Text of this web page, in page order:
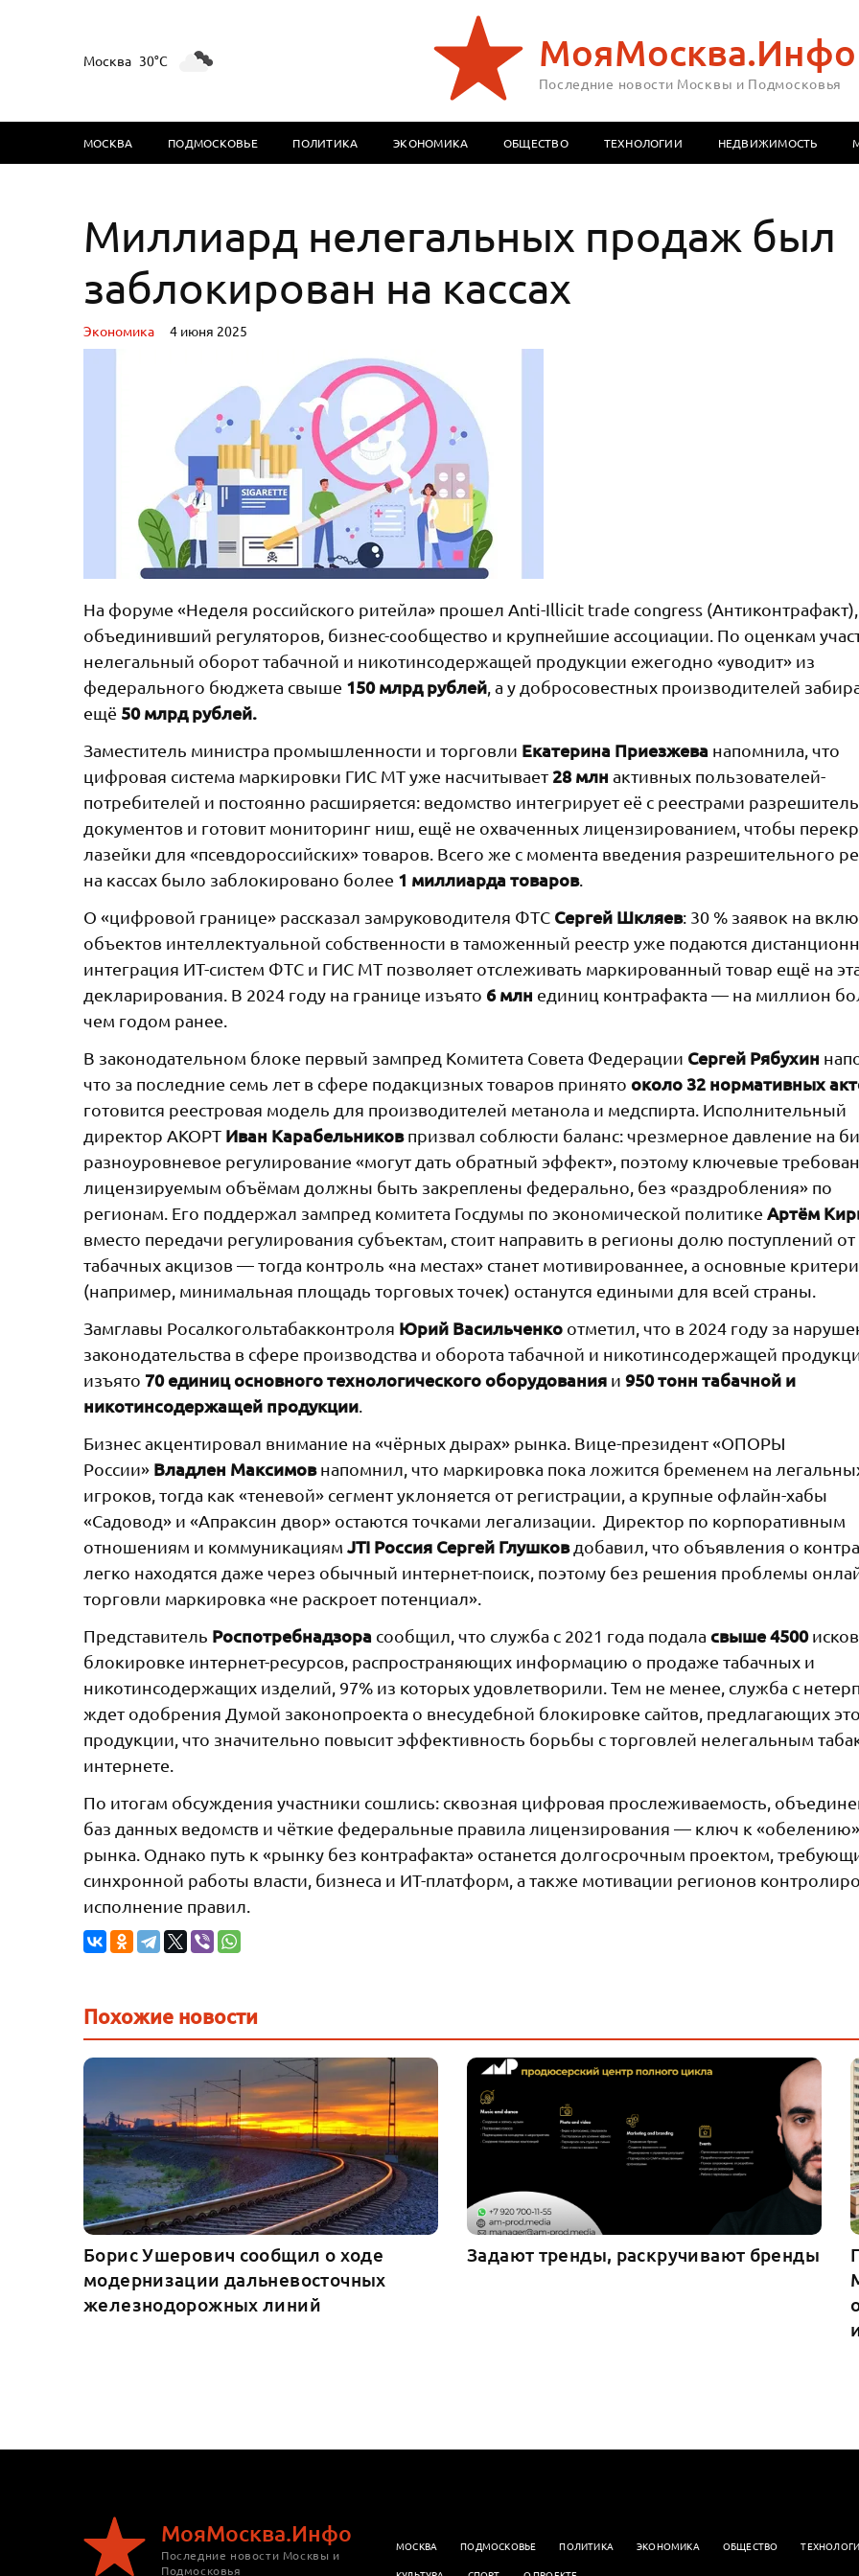
Москва 30°C МояМосква.Инфо
Последние новости Москвы и Подмосковья
МОСКВА ПОДМОСКОВЬЕ ПОЛИТИКА ЭКОНОМИКА ОБЩЕСТВО ТЕХНОЛОГИИ НЕДВИЖИМОСТЬ
Миллиард нелегальных продаж был
заблокирован на кассах
Экономика 4 июня 2025
На форуме «Неделя российского ритейла» прошел Anti-Illicit trade congress (Антиконтрафакт),
объединивший регуляторов, бизнес-сообщество и крупнейшие ассоциации. По оценкам
нелегальный оборот табачной и никотинсодержащей продукции ежегодно «уводит» из
федерального бюджета свыше 150 млрд рублей , а у добросовестных производителей
ещё 50 млрд рублей.
Заместитель министра промышленности и торговли Екатерина Приезжева напомнила, что
цифровая система маркировки ГИС МТ уже насчитывает 28 млн активных пользователей-
потребителей и постоянно расширяется: ведомство интегрирует её с реестрами
документов и готовит мониторинг ниш, ещё не охваченных лицензированием, чтобы
лазейки для «псевдороссийских» товаров. Всего же с момента введения разрешительного
на кассах было заблокировано более 1 миллиарда товаров.
О «цифровой границе» рассказал замруководителя ФТС Сергей Шкляев: 30 % заявок на
объектов интеллектуальной собственности в таможенный реестр уже подаются
интеграция ИТ-систем ФТС и ГИС МТ позволяет отслеживать маркированный товар ещё на
декларирования. В 2024 году на границе изъято 6 млн единиц контрафакта — на миллион
чем годом ранее.
В законодательном блоке первый зампред Комитета Совета Федерации Сергей Рябухин
что за последние семь лет в сфере подакцизных товаров принято около 32 нормативных
готовится реестровая модель для производителей метанола и медспирта. Исполнительный
директор АКОРТ Иван Карабельниковпризвал соблюсти баланс: чрезмерное давление на
разноуровневое регулирование «могут дать обратный эффект», поэтому ключевые
лицензируемым объёмам должны быть закреплены федерально, без «раздробления» по
регионам. Его поддержал зампред комитета Госдумы по экономической политике Артём
вместо передачи регулирования субъектам, стоит направить в регионы долю поступлений от
табачных акцизов — тогда контроль «на местах» станет мотивированнее, а основные
(например, минимальная площадь торговых точек) останутся едиными для всей страны.
Замглавы Росалкогольтабакконтроля Юрий Васильченко отметил, что в 2024 году за
законодательства в сфере производства и оборота табачной и никотинсодержащей
изъято 70 единиц основного технологического оборудования и 950 тонн табачной и
никотинсодержащей продукции
Бизнес акцентировал внимание на «чёрных дырах» рынка. Вице-президент «ОПОРЫ
России» Владлен Максимовнапомнил, что маркировка пока ложится бременем на
игроков, тогда как «теневой» сегмент уклоняется от регистрации, а крупные офлайн-хабы
«Садовод» и «Апраксин двор» остаются точками легализации. Директор по корпоративным
отношениям и коммуникациям JTI Россия Сергей Глушковдобавил, что объявления о
легко находятся даже через обычный интернет-поиск, поэтому без решения проблемы
торговли маркировка «не раскроет потенциал».
Представитель Роспотребнадзора сообщил, что служба c 2021 года подала свыше 4500
блокировке интернет-ресурсов, распространяющих информацию о продаже табачных и
никотинсодержащих изделий, 97% из которых удовлетворили. Тем не менее, служба с
ждет одобрения Думой законопроекта о внесудебной блокировке сайтов, предлагающих
продукции, что значительно повысит эффективность борьбы с торговлей нелегальным
интернете.
По итогам обсуждения участники сошлись: сквозная цифровая прослеживаемость,
баз данных ведомств и чёткие федеральные правила лицензирования — ключ к «обелению»
рынка. Однако путь к «рынку без контрафакта» останется долгосрочным проектом,
синхронной работы власти, бизнеса и ИТ-платформ, а также мотивации регионов
исполнение правил.
Похожие новости
Борис Ушерович сообщил о ходе
модернизации дальневосточных
железнодорожных линий
Задают тренды, раскручивают бренды
МояМосква.Инфо
Последние новости Москвы и
Подмосковья
МОСКВА ПОДМОСКОВЬЕ ПОЛИТИКА ЭКОНОМИКА OБЩЕСТВО